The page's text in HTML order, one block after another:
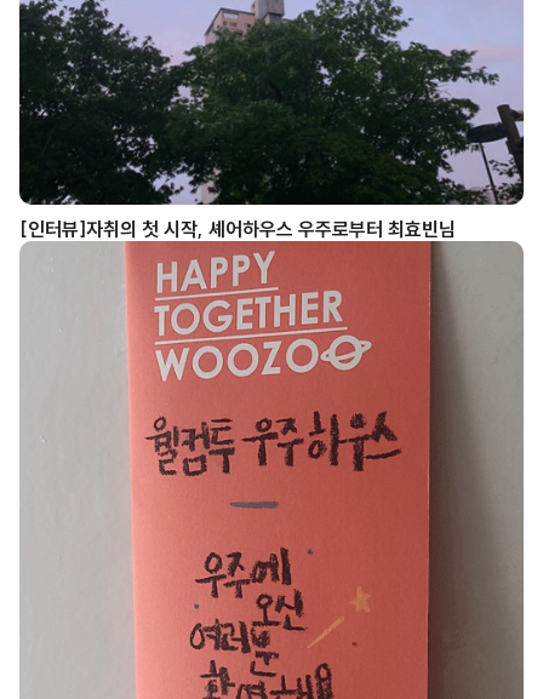
[인터뷰]자취의 첫 시작, 셰어하우스 우주로부터 최효빈님